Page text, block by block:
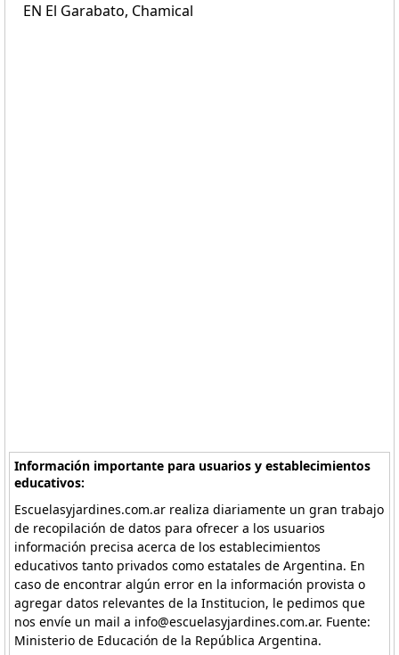
EN El Garabato, Chamical
Información importante para usuarios y establecimientos
educativos:
Escuelasyjardines.com.ar realiza diariamente un gran trabajo
de recopilación de datos para ofrecer a los usuarios
información precisa acerca de los establecimientos
educativos tanto privados como estatales de Argentina. En
caso de encontrar algún error en la información provista o
agregar datos relevantes de la Institucion, le pedimos que
nos envíe un mail a info@escuelasyjardines.com.ar. Fuente:
Ministerio de Educación de la República Argentina.